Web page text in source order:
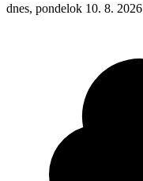
dnes, pondelok 10. 8. 2026